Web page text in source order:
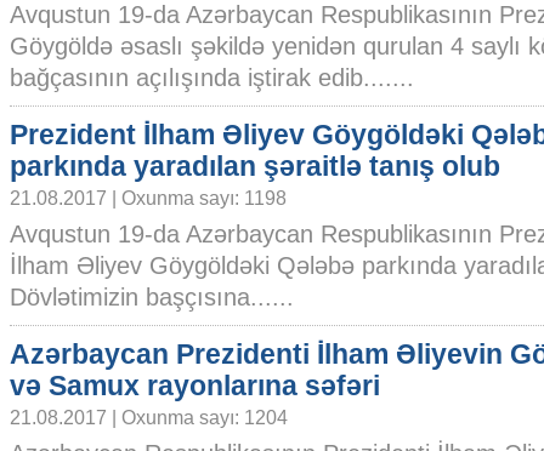
Avqustun 19-da Azərbaycan Respublikasının
Göygöldə əsaslı şəkildə yenidən qurulan 4 saylı
bağçasının açılışında iştirak edib.......
Prezident İlham Əliyev Göygöldəki
parkında yaradılan şəraitlə tanış olub
21.08.2017 | Oxunma sayı: 1198
Avqustun 19-da Azərbaycan Respublikasının
İlham Əliyev Göygöldəki Qələbə parkında
Dövlətimizin başçısına......
Azərbaycan Prezidenti İlham Əliyevin
və Samux rayonlarına səfəri
21.08.2017 | Oxunma sayı: 1204